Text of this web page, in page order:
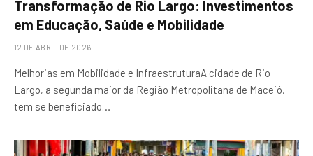
Transformação de Rio Largo: Investimentos
em Educação, Saúde e Mobilidade
12 DE ABRIL DE 2026
Melhorias em Mobilidade e InfraestruturaA cidade de Rio
Largo, a segunda maior da Região Metropolitana de Maceió,
tem se beneficiado…